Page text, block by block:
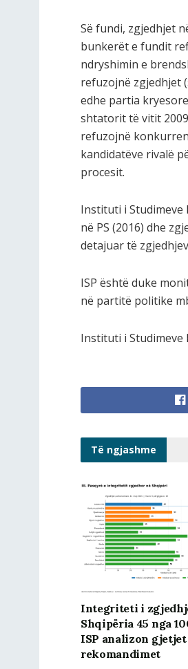
Së fundi, zgjedhjet
bunkerët e fundit
ndryshimin e
refuzojnë zgjedhjet
edhe partia
shtatorit të vitit
refuzojnë
kandidatëve rivalë
procesit.
Instituti i
në PS (2016) dhe
detajuar të
ISP është duke
në partitë politike
Instituti i Studimeve
Të ngjashme
Integriteti i
Shqipëria 45 nga
ISP analizon gjetjet
rekomandimet